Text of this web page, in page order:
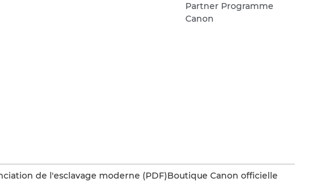
Partner Programme
Canon
de l'esclavage moderne (PDF)Boutique Canon officielle